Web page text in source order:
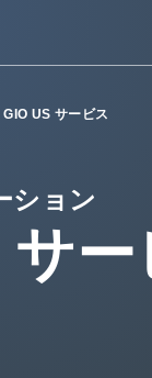
ション
ー
GIO US サービス